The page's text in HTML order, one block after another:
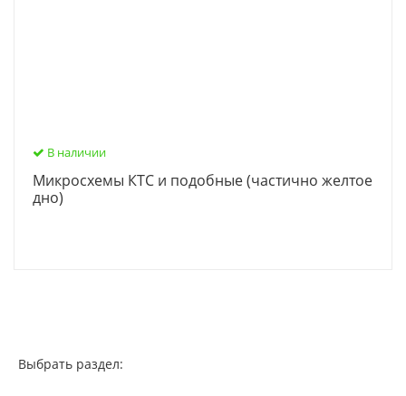
В наличии
Микросхемы КТС и подобные (частично желтое
дно)
Выбрать раздел: